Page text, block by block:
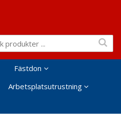
Fästdon
Arbetsplatsutrustning